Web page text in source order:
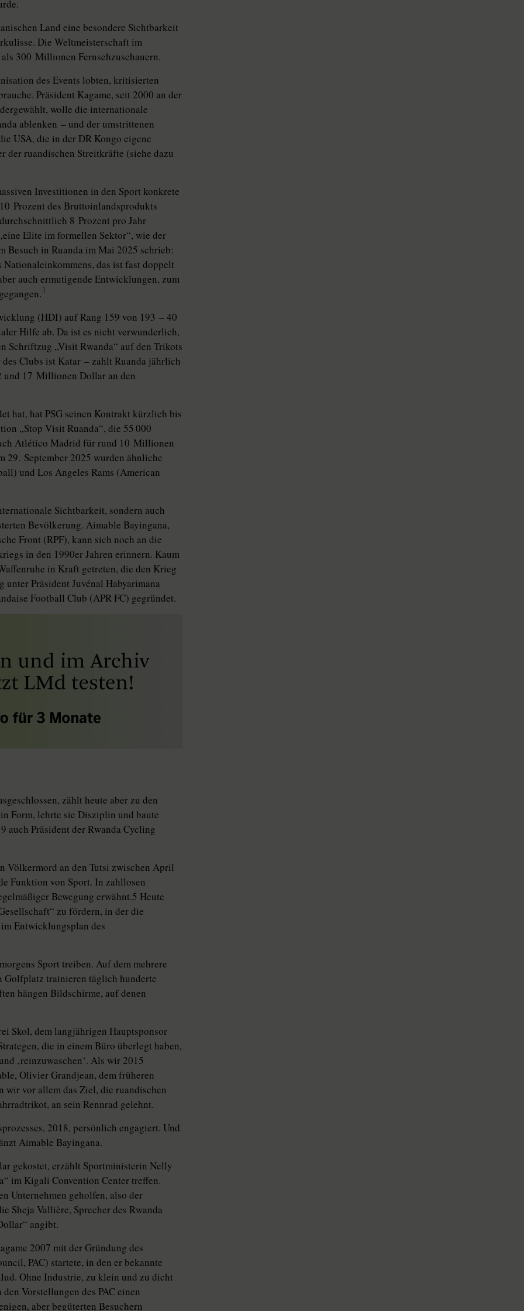
Land eine besondere Sichtbarkeit
Die Weltmeisterschaft im
300 Millionen Fernsehzuschauern.
des Events lobten, kritisierten
Präsident Kagame, seit 2000 an der
wolle die internationale
ablenken – und der umstrittenen
USA, die in der DR Kongo eigene
der ruandischen Streitkräfte (siehe dazu
Investitionen in den Sport konkrete
Prozent des Brutto­inlandsprodukts
8 Prozent pro Jahr
Elite im formellen Sektor“, wie der
Besuch in Ruanda im Mai 2025 schrieb:
das ist fast doppelt
auch ermutigende Entwicklungen, zum
3
(HDI) auf Rang 159 von 193 – 40
Hilfe ab. Da ist es nicht verwunderlich,
Schriftzug „Visit Rwanda“ auf den Trikots
Clubs ist Katar – zahlt Ruanda jährlich
17 Millionen Dollar an den
hat, hat PSG seinen Kontrakt kürzlich bis
„Stop Visit Ruanda“, die 55 000
Atlético Madrid für rund 10 Millionen
29. September 2025 wurden ähnliche
und Los Angeles Rams (American
Sichtbarkeit, sondern auch
Bevölkerung. Aimable Bayingana,
Front (RPF), kann sich noch an die
in den 1990er Jahren erinnern. Kaum
in Kraft getreten, die den Krieg
unter Präsident Juvénal Habyarimana
Football Club (APR FC) gegründet.
zählt heute aber zu den
Form, lehrte sie Disziplin und baute
auch Präsident der Rwanda Cycling
Völkermord an den Tutsi zwischen April
Funktion von Sport. In zahllosen
Bewegung erwähnt.5 Heute
zu fördern, in der die
Entwicklungsplan des
Sport treiben. Auf dem mehrere
trainieren täglich hunderte
hängen Bildschirme, auf denen
Skol, dem langjährigen Hauptsponsor
die in einem Büro überlegt haben,
‚reinzuwaschen‘. Als wir 2015
Olivier Grandjean, dem früheren
wir vor allem das Ziel, die ruandischen
an sein Rennrad gelehnt.
2018, persönlich engagiert. Und
Aimable Bayingana.
gekostet, erzählt Sportministerin Nelly
im Kigali Convention Center treffen.
Unternehmen geholfen, also der
Sheja Vallière, Sprecher des Rwanda
angibt.
2007 mit der Gründung des
PAC) startete, in den er bekannte
Ohne Industrie, zu klein und zu dicht
Vorstellungen des PAC einen
aber begüterten Besuchern